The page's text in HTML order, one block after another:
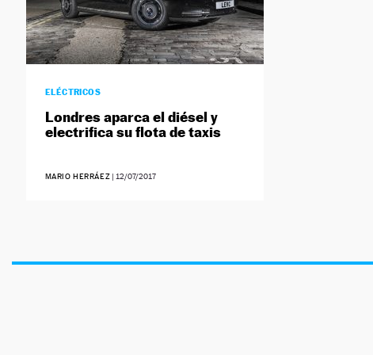
ELÉCTRICOS
Londres aparca el diésel y
electrifica su flota de taxis
MARIO HERRÁEZ | 12/07/2017